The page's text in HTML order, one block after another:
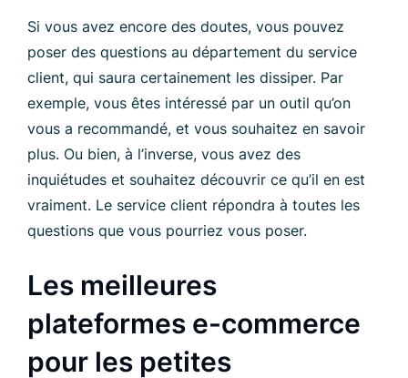
Si vous avez encore des doutes, vous pouvez
poser des questions au département du service
client, qui saura certainement les dissiper. Par
exemple, vous êtes intéressé par un outil qu’on
vous a recommandé, et vous souhaitez en savoir
plus. Ou bien, à l’inverse, vous avez des
inquiétudes et souhaitez découvrir ce qu’il en est
vraiment. Le service client répondra à toutes les
questions que vous pourriez vous poser.
Les meilleures
plateformes e-commerce
pour les petites